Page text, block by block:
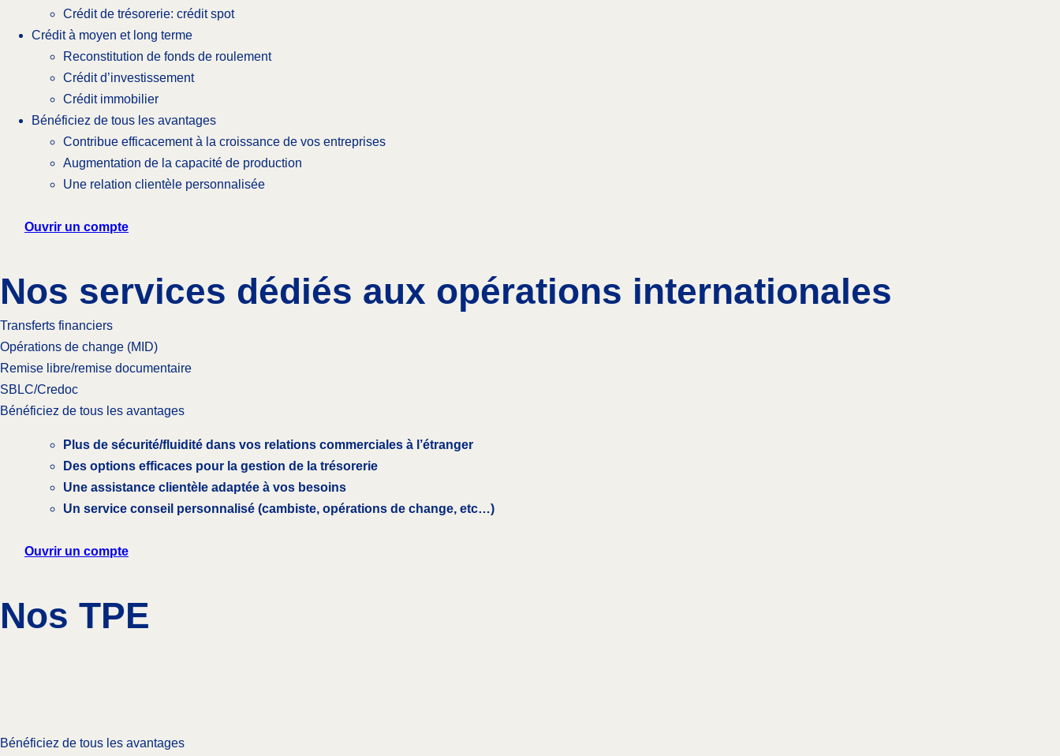
Crédit de trésorerie: crédit spot
Crédit à moyen et long terme
Reconstitution de fonds de roulement
Crédit d’investissement
Crédit immobilier
Bénéficiez de tous les avantages
Contribue efficacement à la croissance de vos entreprises
Augmentation de la capacité de production
Une relation clientèle personnalisée
Ouvrir un compte
Nos services dédiés aux opérations internationales
Transferts financiers
Opérations de change (MID)
Remise libre/remise documentaire
SBLC/Credoc
Bénéficiez de tous les avantages
Plus de sécurité/fluidité dans vos relations commerciales à l’étranger
Des options efficaces pour la gestion de la trésorerie
Une assistance clientèle adaptée à vos besoins
Un service conseil personnalisé (cambiste, opérations de change, etc…)
Ouvrir un compte
Nos TPE
Bénéficiez de tous les avantages